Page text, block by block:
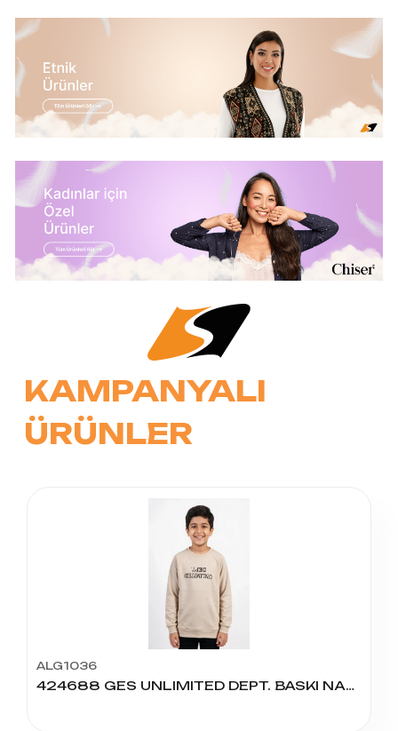
KAMPANYALI
ÜRÜNLER
ALG1036
424688 GES UNLIMITED DEPT. BASKI NAKIŞLI U.KOL